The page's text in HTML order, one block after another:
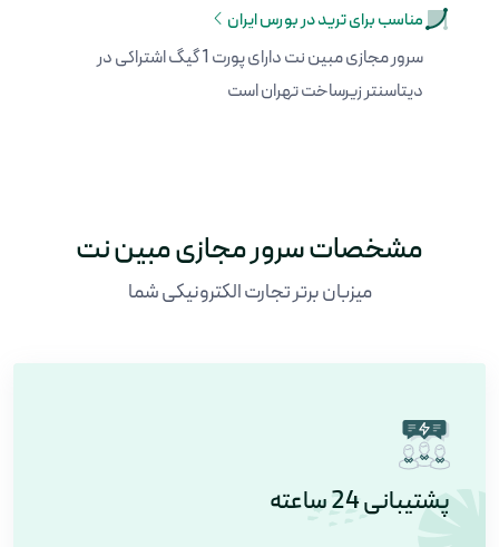
مناسب برای ترید در بورس ایران
سرور مجازی مبین نت دارای پورت 1 گیگ اشتراکی در
دیتاسنتر زیرساخت تهران است
مشخصات سرور مجازی مبین نت
میزبان برتر تجارت الکترونیکی شما
پشتیبانی 24 ساعته